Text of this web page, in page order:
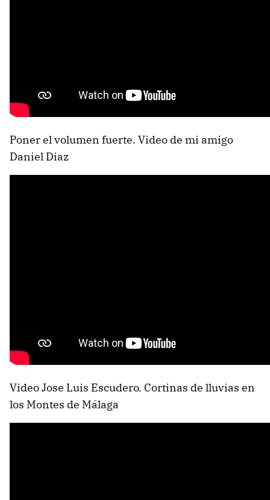
Poner el volumen fuerte. Video de mi amigo
Daniel Diaz
Video Jose Luis Escudero. Cortinas de lluvias en
los Montes de Málaga